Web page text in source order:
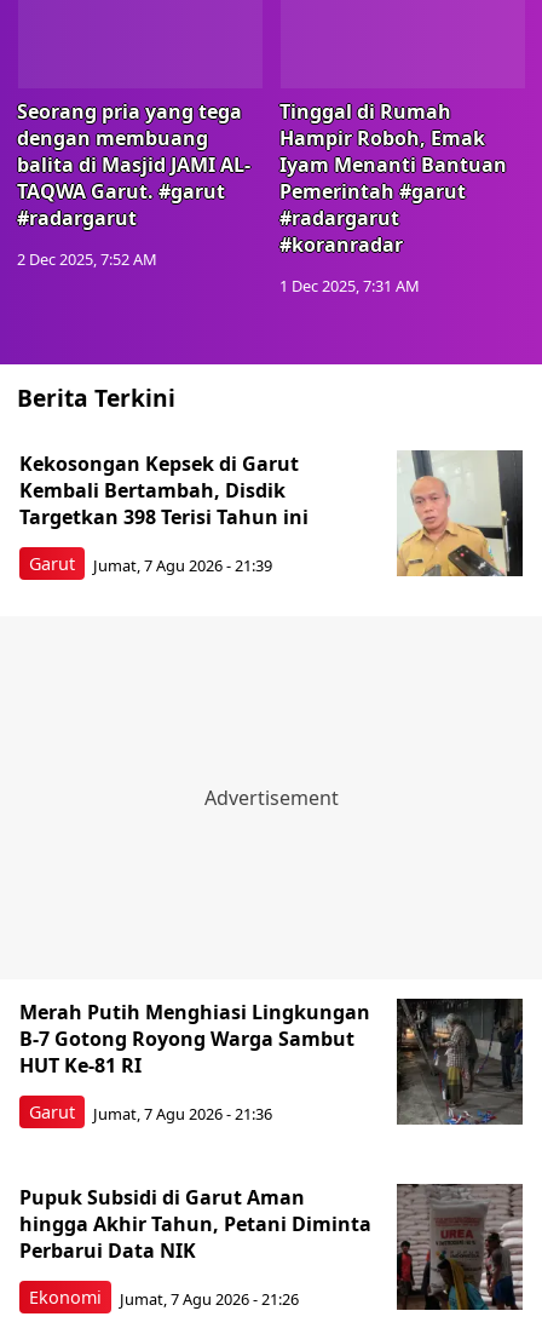
Seorang pria yang tega
dengan membuang
balita di Masjid JAMI AL-
TAQWA Garut. #garut
#radargarut
2 Dec 2025, 7:52 AM
Tinggal di Rumah
Hampir Roboh, Emak
Iyam Menanti Bantuan
Pemerintah #garut
#radargarut
#koranradar
1 Dec 2025, 7:31 AM
Berita Terkini
Garut
Kekosongan Kepsek di Garut
Kembali Bertambah, Disdik
Targetkan 398 Terisi Tahun ini
Jumat, 7 Agu 2026 - 21:39
Garut
Merah Putih Menghiasi Lingkungan
B-7 Gotong Royong Warga Sambut
HUT Ke-81 RI
Jumat, 7 Agu 2026 - 21:36
Ekonomi
Pupuk Subsidi di Garut Aman
hingga Akhir Tahun, Petani Diminta
Perbarui Data NIK
Jumat, 7 Agu 2026 - 21:26